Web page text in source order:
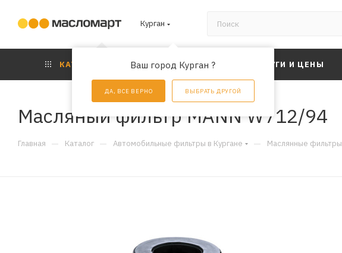
Курган
Ваш город Курган ?
ДА, ВСЕ ВЕРНО ВЫБРАТЬ ДРУГОЙ
КАТАЛОГ АКЦИИ УСЛУГИ И ЦЕНЫ
Масляный фильтр MANN W712/94
Главная — Каталог — Автомобильные фильтры в Кургане — Маслянные фильтры